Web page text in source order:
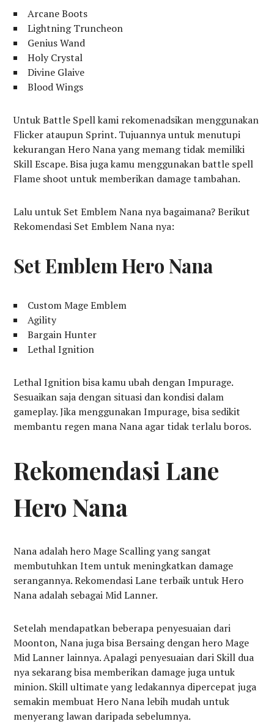
Arcane Boots
Lightning Truncheon
Genius Wand
Holy Crystal
Divine Glaive
Blood Wings
Untuk Battle Spell kami rekomenadsikan menggunakan
Flicker ataupun Sprint. Tujuannya untuk menutupi
kekurangan Hero Nana yang memang tidak memiliki
Skill Escape. Bisa juga kamu menggunakan battle spell
Flame shoot untuk memberikan damage tambahan.
Lalu untuk Set Emblem Nana nya bagaimana? Berikut
Rekomendasi Set Emblem Nana nya:
Set Emblem Hero Nana
Custom Mage Emblem
Agility
Bargain Hunter
Lethal Ignition
Lethal Ignition bisa kamu ubah dengan Impurage.
Sesuaikan saja dengan situasi dan kondisi dalam
gameplay. Jika menggunakan Impurage, bisa sedikit
membantu regen mana Nana agar tidak terlalu boros.
Rekomendasi Lane
Hero Nana
Nana adalah hero Mage Scalling yang sangat
membutuhkan Item untuk meningkatkan damage
serangannya. Rekomendasi Lane terbaik untuk Hero
Nana adalah sebagai Mid Lanner.
Setelah mendapatkan beberapa penyesuaian dari
Moonton, Nana juga bisa Bersaing dengan hero Mage
Mid Lanner lainnya. Apalagi penyesuaian dari Skill dua
nya sekarang bisa memberikan damage juga untuk
minion. Skill ultimate yang ledakannya dipercepat juga
semakin membuat Hero Nana lebih mudah untuk
menyerang lawan daripada sebelumnya.